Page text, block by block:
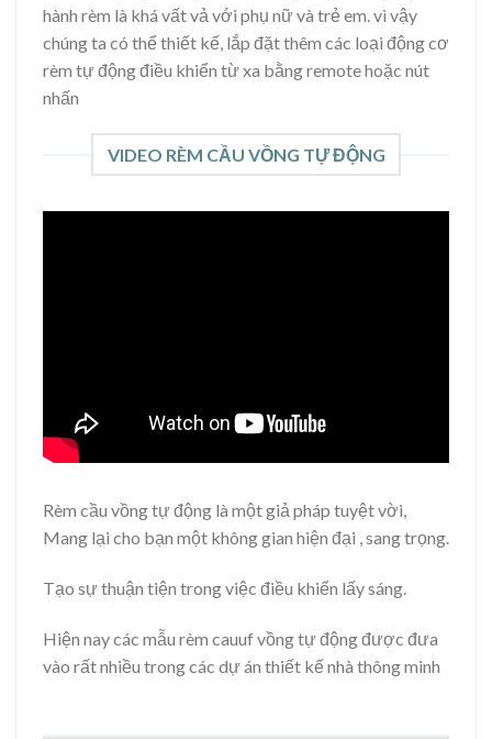
hành rèm là khá vất vả với phụ nữ và trẻ em. vì vậy
chúng ta có thể thiết kế, lắp đặt thêm các loại động cơ
rèm tự động điều khiển từ xa bằng remote hoặc nút
nhấn
VIDEO RÈM CẦU VỒNG TỰ ĐỘNG
Rèm cầu vồng tự động là một giả pháp tuyệt vời,
Mang lại cho bạn một không gian hiện đại , sang trọng.
Tạo sự thuận tiện trong việc điều khiển lấy sáng.
Hiện nay các mẫu rèm cauuf vồng tự động được đưa
vào rất nhiều trong các dự án thiết kế nhà thông minh